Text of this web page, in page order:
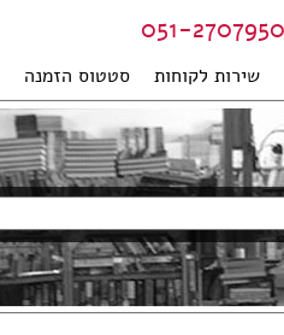
שירות לקוחות סטטוס הזמנה